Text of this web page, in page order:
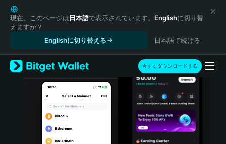
English
日本語
Tiếng Việt
Español (Latinoamérica)
Türkçe
Italiano
Português (Portugal)
現在、このページは日本語で表示されています。 Englishに切り替
えますか？
Englishに切り替える
日本語で続ける
今すぐダウンロードする